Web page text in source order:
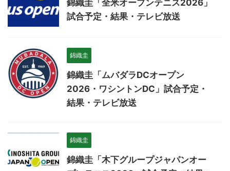
錦織圭「全米オープンテニス2026」
試合予定・結果・テレビ放送
錦織圭
錦織圭「ムバダラDCオープン
2026・ワシントンDC」試合予定・
結果・テレビ放送
錦織圭
錦織圭「木下グループジャパンオー